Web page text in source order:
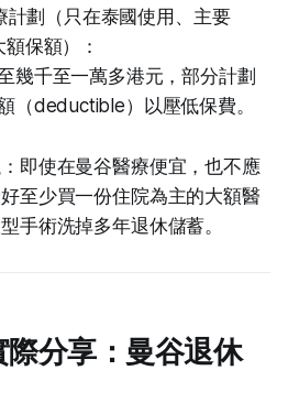
計劃（只在泰國使用、主要
保額）：
幾千至一萬多港元，部分計劃
（deductible）以壓低保費。
即使在曼谷醫療便宜，也不應
至少買一份住院為主的大額醫
手術洗掉多年退休儲蓄。
分享：曼谷退休